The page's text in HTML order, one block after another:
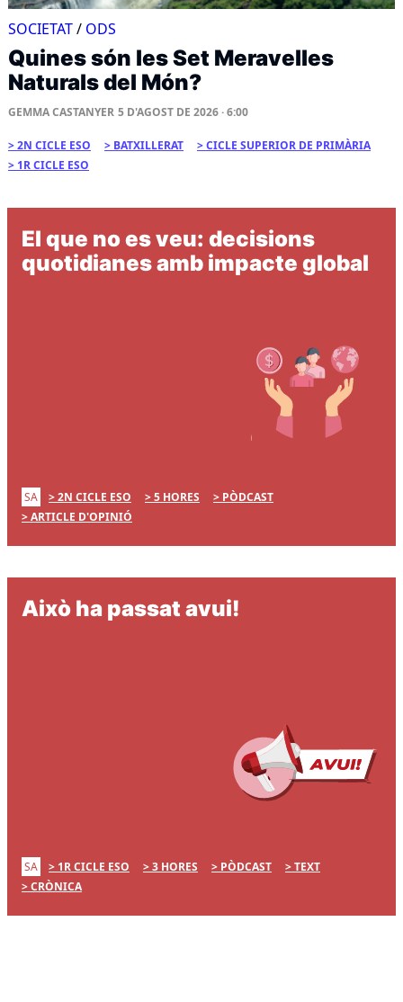
SOCIETAT/ ODS
Quines són les Set Meravelles
Naturals del Món?
GEMMA CASTANYER 5 D'AGOST DE 2026 · 6:00
2N CICLE ESO BATXILLERAT
CICLE SUPERIOR DE PRIMÀRIA
1R CICLE ESO
El que no es veu: decisions
quotidianes amb impacte global
SA 2N CICLE ESO 5 HORES
PÒDCAST
ARTICLE D'OPINIÓ
Això ha passat avui!
SA 1R CICLE ESO 3 HORES PÒDCAST
TEXT
CRÒNICA